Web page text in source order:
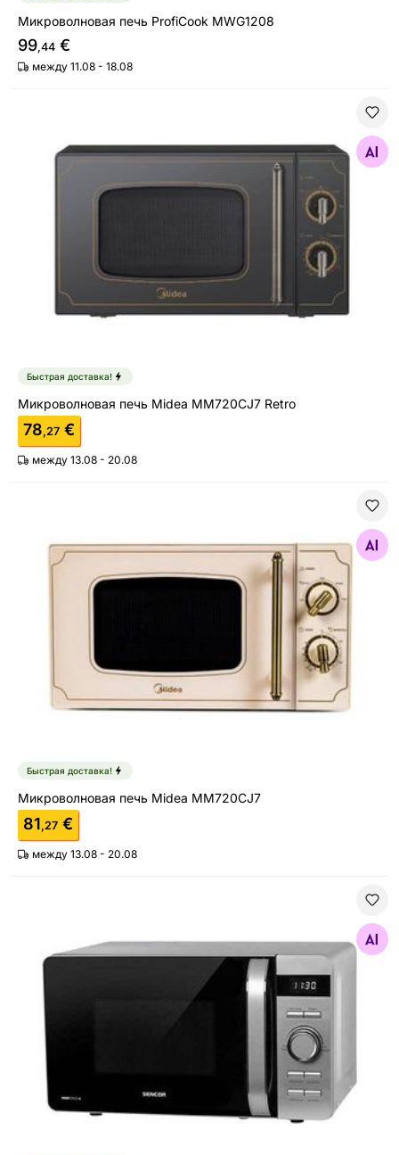
Микроволновая печь ProfiCook MWG1208
99,44 €
между 11.08 - 18.08
Найдите похожие
Быстрая доставка!
Микроволновая печь Midea MM720CJ7 Retro
78,27 €
между 13.08 - 20.08
Найдите похожие
Быстрая доставка!
Микроволновая печь Midea MM720CJ7
81,27 €
между 13.08 - 20.08
Найдите похожие